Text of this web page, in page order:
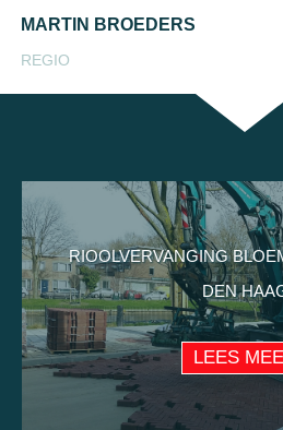
MARTIN BROEDERS
REGIO
RIOOLVERVANGING
DEN
LEES